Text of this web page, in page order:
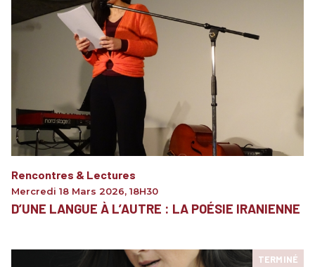
Rencontres & Lectures
Mercredi 18 Mars 2026, 18H30
D’UNE LANGUE À L’AUTRE : LA POÉSIE IRANIENNE
TERMINÉ